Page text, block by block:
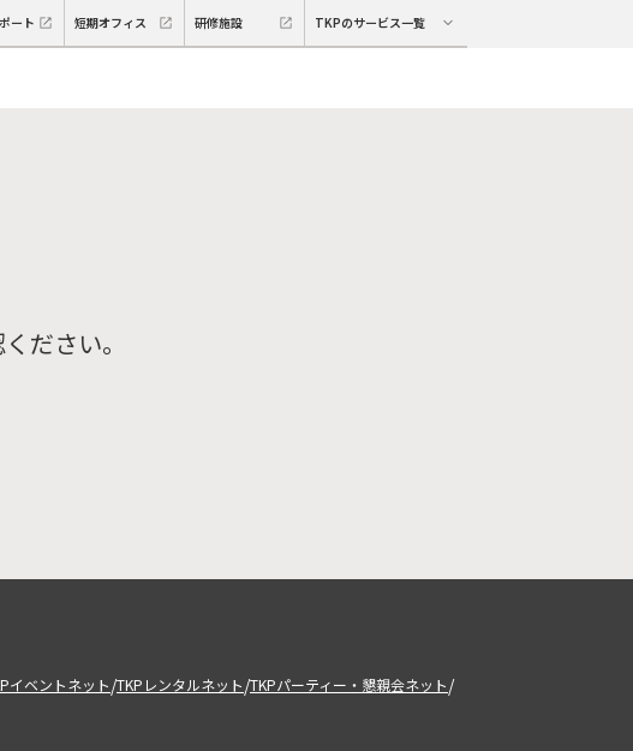
ート 短期オフィス 研修施設 TKPのサービス一覧
ださい。
イベントネット/TKPレンタルネット/TKPパーティー・懇親会ネット/